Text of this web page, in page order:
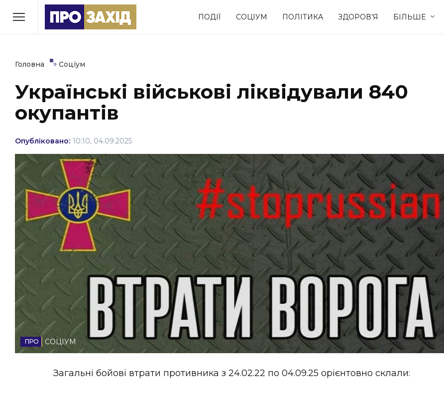
ПОДІЇ СОЦІУМ ПОЛІТИКА ЗДОРОВ’Я БІЛЬШЕ
РУБРИКИ
Економіка
Політика Соціум Спорт Стиль життя
Втрачений Ужгород
(відеоверсія)
ЗАКАРПАТСЬКІ НОВИНИ
НОВИНИ ЗАХІДНОЇ УКРАЇНИ
ФОТО
ВІДЕО
Головна » Соціум
Українські військові ліквідували 840
окупантів
Опубліковано: 10:10, 04.09.2025
СОЦІУМ
Загальні бойові втрати противника з 24.02.22 по 04.09.25 орієнтовно склали: